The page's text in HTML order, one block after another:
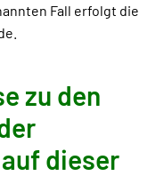
Fall erfolgt die
zu den
dieser